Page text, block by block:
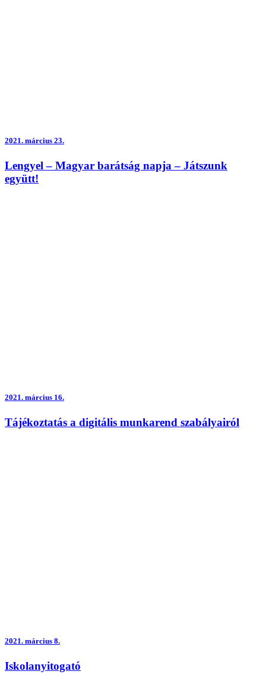
2021. március 23.
Lengyel – Magyar barátság napja – Játszunk
együtt!
2021. március 16.
Tájékoztatás a digitális munkarend szabályairól
2021. március 8.
Iskolanyitogató